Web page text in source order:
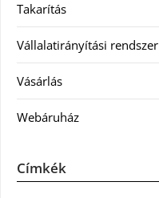
Takarítás
Vállalatirányítási rendszer
Vásárlás
Webáruház
Címkék